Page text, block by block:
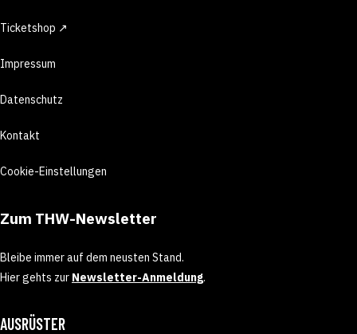
Ticketshop ↗
Impressum
Datenschutz
Kontakt
Cookie-Einstellungen
Zum THW-Newsletter
Bleibe immer auf dem neusten Stand.
Hier gehts zur Newsletter-Anmeldung.
AUSRÜSTER